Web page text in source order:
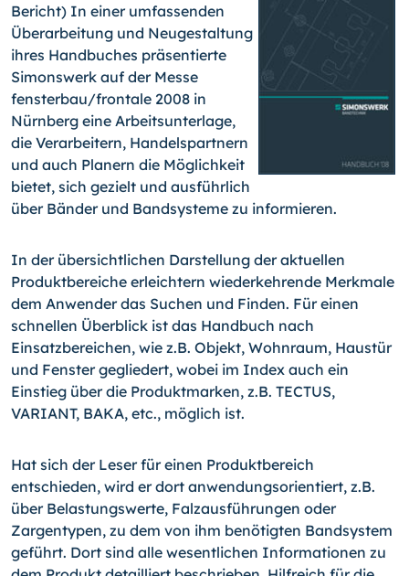
Bericht) In einer umfassenden
Überarbeitung und Neugestaltung
ihres Handbuches präsentierte
Simonswerk auf der Messe
fensterbau/frontale 2008 in
Nürnberg eine Arbeitsunterlage,
die Verarbeitern, Handelspartnern
und auch Planern die Möglichkeit
bietet, sich gezielt und ausführlich
über Bänder und Bandsysteme zu informieren.
In der übersichtlichen Darstellung der aktuellen
Produktbereiche erleichtern wiederkehrende Merkmale
dem Anwender das Suchen und Finden. Für einen
schnellen Überblick ist das Handbuch nach
Einsatzbereichen, wie z.B. Objekt, Wohnraum, Haustür
und Fenster gegliedert, wobei im Index auch ein
Einstieg über die Produktmarken, z.B. TECTUS,
VARIANT, BAKA, etc., möglich ist.
Hat sich der Leser für einen Produktbereich
entschieden, wird er dort anwendungsorientiert, z.B.
über Belastungswerte, Falzausführungen oder
Zargentypen, zu dem von ihm benötigten Bandsystem
geführt. Dort sind alle wesentlichen Informationen zu